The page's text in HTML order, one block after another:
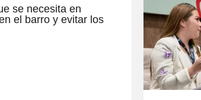
se necesita en
el barro y evitar los